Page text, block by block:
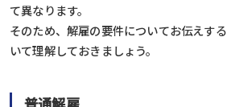
て異なります。
そのため、解雇の要件についてお伝えす
いて理解しておきましょう。